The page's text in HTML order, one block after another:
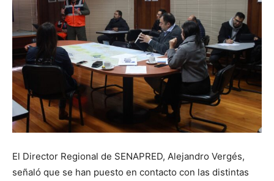
El Director Regional de SENAPRED, Alejandro Vergés,
señaló que se han puesto en contacto con las distintas